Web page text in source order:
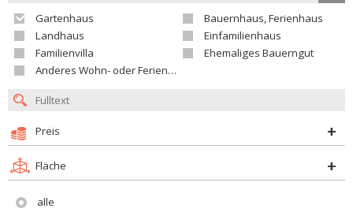
Gartenhaus
Bauernhaus, Ferienhaus
Landhaus
Einfamilienhaus
Familienvilla
Ehemaliges Bauerngut
Anderes Wohn- oder Ferienobjekt
Preis
Fläche
alle